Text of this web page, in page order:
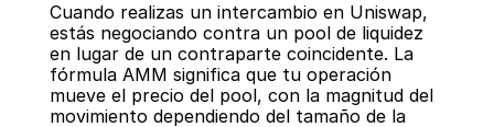
Cuando realizas un intercambio en Uniswap,
estás negociando contra un pool de liquidez
en lugar de un contraparte coincidente. La
fórmula AMM significa que tu operación
mueve el precio del pool, con la magnitud del
movimiento dependiendo del tamaño de la